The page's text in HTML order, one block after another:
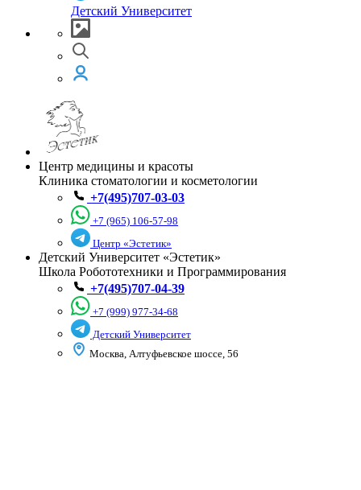
Детский Университет
Центр медицины и красоты
Клиника стоматологии и косметологии
+7(495)707-03-03
+7 (965) 106-57-98
Центр «Эстетик»
Детский Университет «Эстетик»
Школа Робототехники и Программирования
+7(495)707-04-39
+7 (999) 977-34-68
Детский Университет
Москва, Алтуфьевское шоссе, 56